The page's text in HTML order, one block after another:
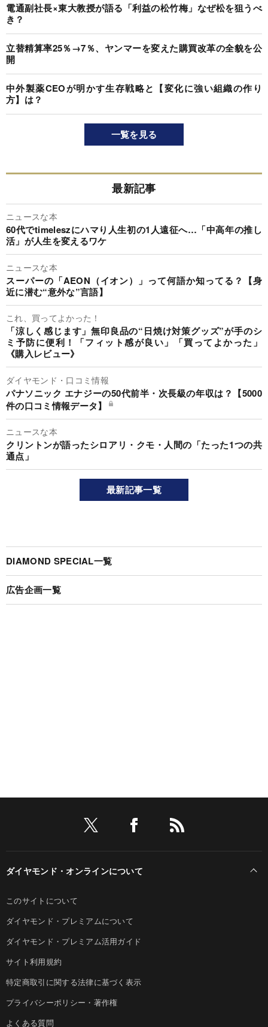
電通副社長×東大教授が語る「利益の松竹梅」なぜ松を狙うべ
き？
立替精算率25％→7％、ヤンマーを変えた購買改革の全貌を公
開
中外製薬CEOが明かす生存戦略と【変化に強い組織の作り
方】は？
一覧を見る
最新記事
ニュースな本
60代でtimeleszにハマり人生初の1人遠征へ…「中高年の推し
活」が人生を変えるワケ
ニュースな本
スーパーの「AEON（イオン）」って何語か知ってる？【身
近に潜む“意外な”言語】
これ、買ってよかった！
「涼しく感じます」無印良品の“日焼け対策グッズ”が手のシ
ミ予防に便利！「フィット感が良い」「買ってよかった」
《購入レビュー》
ダイヤモンド・口コミ情報
パナソニック エナジーの50代前半・次長級の年収は？【5000
件の口コミ情報データ】
ニュースな本
クリントンが語ったシロアリ・クモ・人間の「たった1つの共
通点」
最新記事一覧
DIAMOND SPECIAL一覧
広告企画一覧
ダイヤモンド・オンラインについて
このサイトについて
ダイヤモンド・プレミアムについて
ダイヤモンド・プレミアム活用ガイド
サイト利用規約
特定商取引に関する法律に基づく表示
プライバシーポリシー・著作権
よくある質問